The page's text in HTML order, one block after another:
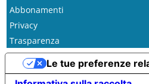
Abbonamenti
Privacy
Trasparenza
Le tue preferenze